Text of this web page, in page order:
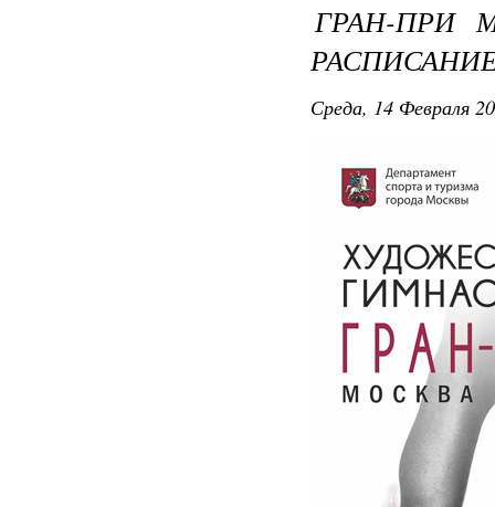
ГРАН-ПРИ
РАСПИСАНИЕ
Среда, 14 Февраля